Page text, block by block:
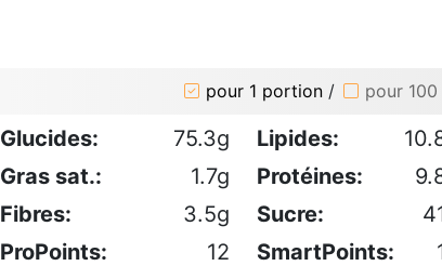
pour 1 portion / pour 100
Glucides: 75.3g Lipides:
Gras sat.:
1.7g Protéines:
Fibres:
3.5g Sucre:
ProPoints:
12 SmartPoints: